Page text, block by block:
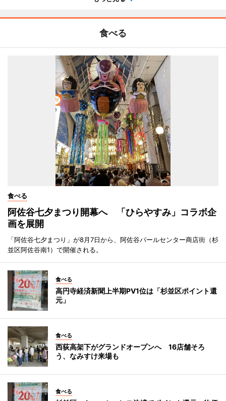
食べる
食べる
阿佐谷七夕まつり開幕へ 「ひらやすみ」コラボ企
画を展開
「阿佐谷七夕まつり」が8月7日から、阿佐谷パールセンター商店街（杉
並区阿佐谷南1）で開催される。
食べる
高円寺経済新聞上半期PV1位は「杉並区ポイント還
元」
食べる
西荻高架下がグランドオープンへ 16店舗そろ
う、なみすけ来場も
食べる